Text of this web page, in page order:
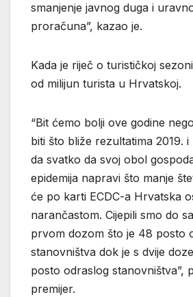
smanjenje javnog duga i
proračuna”, kazao je.
Kada je riječ o turističkoj
od milijun turista u Hrvatskoj.
“Bit ćemo bolji ove godine
biti što bliže rezultatima 2019.
da svatko da svoj obol
epidemija napravi što manje
će po karti ECDC-a Hrvatska
narančastom. Cijepili smo do
prvom dozom što je 48 posto
stanovništva dok je s dvije
posto odraslog stanovništva”,
premijer.